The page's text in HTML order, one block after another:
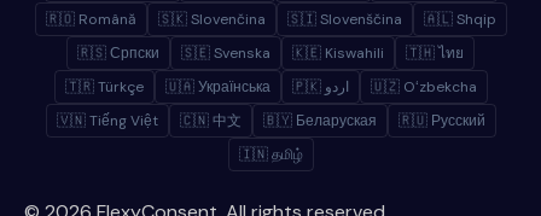
🇷🇴 Română
🇸🇰 Slovenčina 🇸🇮 Slovenščina
🇦🇱 Shqip
🇷🇸 Српски
🇸🇪 Svenska 🇰🇪 Kiswahili
🇹🇭 ไทย
🇹🇷 Türkçe
🇺🇦 Українська 🇵🇰 اردو
🇺🇿 Oʻzbekcha
🇻🇳 Tiếng Việt
🇨🇳 中文 🇧🇾 Беларуская
🇷🇺 Русский
🇮🇳 தமிழ்